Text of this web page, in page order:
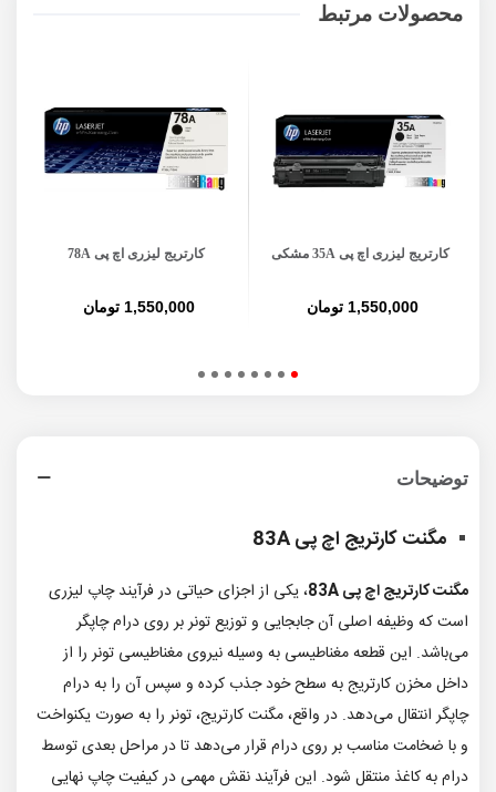
محصولات مرتبط
کارتریج لیزری اچ پی 35A مشکی
1,550,000 تومان
کارتریج لیزری اچ پی 78A
1,550,000 تومان
توضیحات
مگنت کارتریج اچ پی 83A
مگنت کارتریج اچ پی 83A
، یکی از اجزای حیاتی در فرآیند چاپ لیزری
است که وظیفه‌ اصلی آن جابجایی و توزیع تونر بر روی درام چاپگر
می‌باشد. این قطعه مغناطیسی به وسیله‌ نیروی مغناطیسی تونر را از
داخل مخزن کارتریج به سطح خود جذب کرده و سپس آن را به درام
چاپگر انتقال می‌دهد. در واقع، مگنت کارتریج، تونر را به صورت یکنواخت
و با ضخامت مناسب بر روی درام قرار می‌دهد تا در مراحل بعدی توسط
درام به کاغذ منتقل شود. این فرآیند نقش مهمی در کیفیت چاپ نهایی